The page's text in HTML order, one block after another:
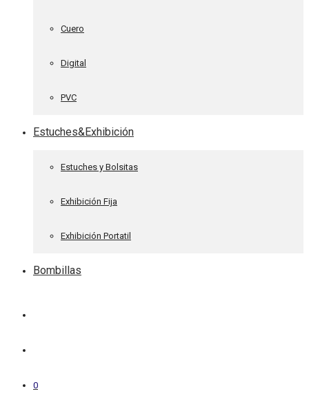
Cuero
Digital
PVC
Estuches&Exhibición
Estuches y Bolsitas
Exhibición Fija
Exhibición Portatil
Bombillas
0